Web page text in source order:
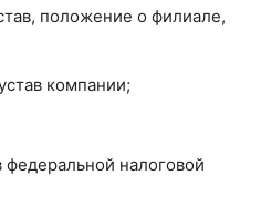
положение о филиале,
компании;
налоговой